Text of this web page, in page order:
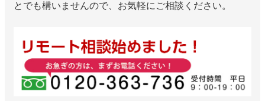
とでも構いませんので、お気軽にご相談ください。